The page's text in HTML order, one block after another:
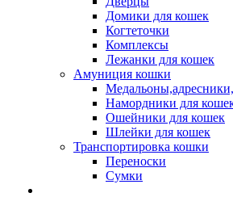
Домики для кошек
Когтеточки
Комплексы
Лежанки для кошек
Амуниция кошки
Намордники для
Ошейники для кошек
Шлейки для кошек
Транспортировка кошки
Переноски
Сумки